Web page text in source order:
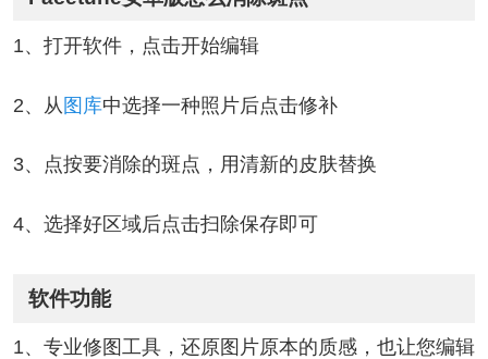
1、打开软件，点击开始编辑
2、从 图库中选择一种照片后点击修补
3、点按要消除的斑点，用清新的皮肤替换
4、选择好区域后点击扫除保存即可
软件功能
1、专业修图工具，还原图片原本的质感，也让您编辑